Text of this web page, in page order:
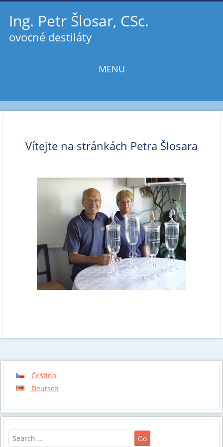
Ing. Petr Šlosar, CSc.
ovocné destiláty
MENU
content
Vítejte na stránkách Petra Šlosara
Čeština
Deutsch